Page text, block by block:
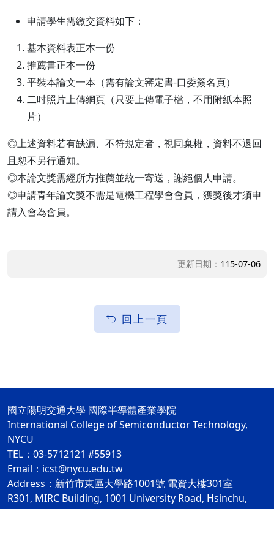
申請學生需繳交資料如下：
基本資料表正本一份
推薦書正本一份
平裝本論文一本（需有論文審定書-口委簽名頁）
二吋照片上傳網頁（只要上傳電子檔，不用附紙本照
片）
◎上述資料若有缺漏、不符規定者，視同棄權，資料不退回
且恕不另行通知。
◎本論文獎需經所方推薦並統一寄送，謝絕個人申請。
◎申請青年論文獎不需是電機工程學會會員，獲獎後才須申
請入會為會員。
更新日期： 115-07-06
回上一頁
國立陽明交通大學 國際半導體產業學院
International College of Semiconductor Technology,
NYCU
TEL：03-5712121 #55913
Email：icst@nycu.edu.tw
Address：新竹市東區大學路1001號 電資大樓301室
R301, MIRC Building, 1001 University Road, Hsinchu,
Taiwan